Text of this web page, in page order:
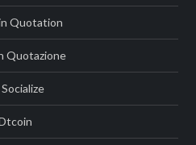
Quotation
Quotazione